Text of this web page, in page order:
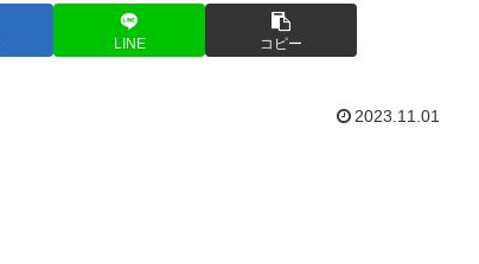
LINE コピー
2023.11.01